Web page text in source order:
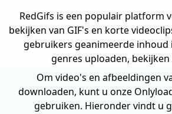
RedGifs is een populair platform
bekijken van GIF's en korte
gebruikers geanimeerde inhoud
genres uploaden, bekijken
Om video's en afbeeldingen
downloaden, kunt u onze
gebruiken. Hieronder vindt u